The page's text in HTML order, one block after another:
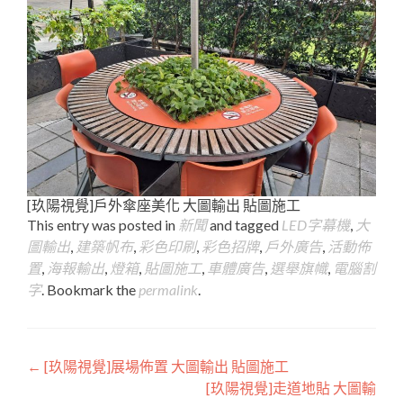
[玖陽視覺]戶外傘座美化 大圖輸出 貼圖施工
This entry was posted in 新聞and tagged LED字幕機, 大
圖輸出, 建築帆布, 彩色印刷, 彩色招牌, 戶外廣告, 活動佈
置, 海報輸出, 燈箱, 貼圖施工, 車體廣告, 選舉旗幟, 電腦割
字. Bookmark the permalink.
Post
← [玖陽視覺]展場佈置 大圖輸出 貼圖施工
[玖陽視覺]走道地貼 大圖輸